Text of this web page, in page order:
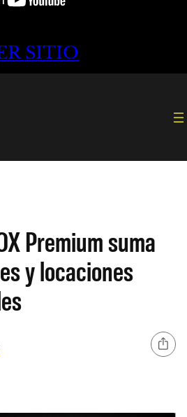
SITIO
Premium suma
y locaciones